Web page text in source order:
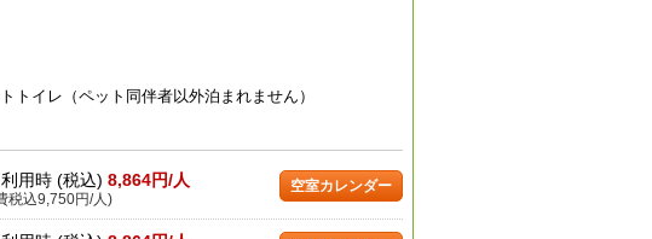
イレ（ペット同伴者以外泊まれません）
用時 (税込) 8,864円/人
税込9,750円/人)
空室カレンダー